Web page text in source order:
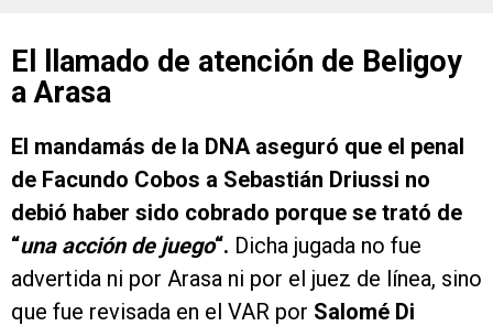
El llamado de atención de Beligoy
a Arasa
El mandamás de la DNA aseguró que el penal
de Facundo Cobos a Sebastián Driussi no
debió haber sido cobrado porque se trató de
“una acción de juego“. Dicha jugada no fue
advertida ni por Arasa ni por el juez de línea, sino
que fue revisada en el VAR por Salomé Di